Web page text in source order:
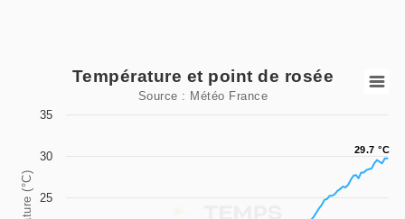
Température et point de rosée
Line chart with 2 lines.
View as data table, Température et point de rosée
The chart has 1 X axis displaying categories.
The chart has 1 Y axis displaying Température (°C). Data
Température et point de rosée
Source : Météo France
29.7 °C
29.7 °C
25
30
35